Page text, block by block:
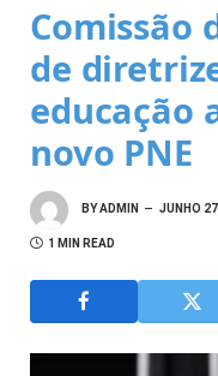
Comissão
de
educação
novo PNE
BYADMIN JUNHO
1 MIN READ